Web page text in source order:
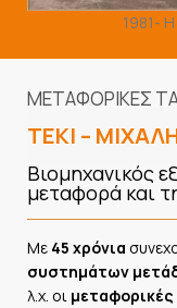
1981-
ΜΕΤΑΦΟΡΙΚΕΣ
ΤΕΚΙ –
Βιομηχανικός
μεταφορά και
Με 45 χρόνια
συστημάτων
λ.χ. οι μεταφορικές